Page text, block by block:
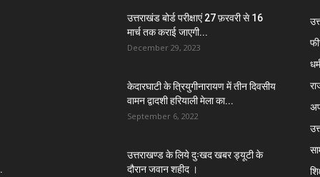
उत्तराखंड बोर्ड परीक्षाएं 27 फ़रवरी से 16
मार्च तक कराई जाएगी...
December 29, 2023
केदारघाटी के त्रियुगीनारायण में तीन दिवसीय
वामन द्वादशी हरियाली मेला का...
September 6, 2022
उत्तराखण्ड के लिये दुःखद खबर ड्यूटी के
दौरान जवान शहीद ।